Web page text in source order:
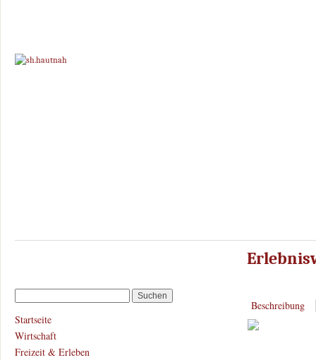
Beschreibung
Startseite
Wirtschaft
Freizeit & Erleben